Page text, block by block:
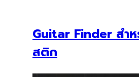
Guitar Finder สำ
สติก